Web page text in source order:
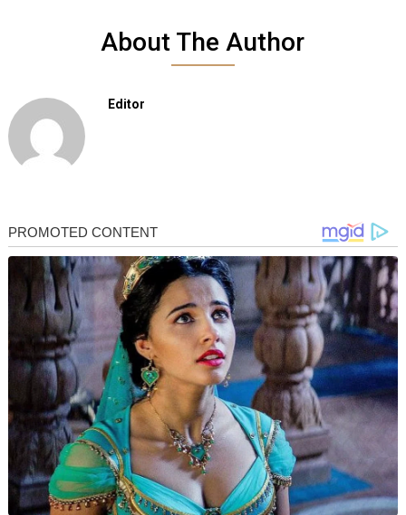
About The Author
Editor